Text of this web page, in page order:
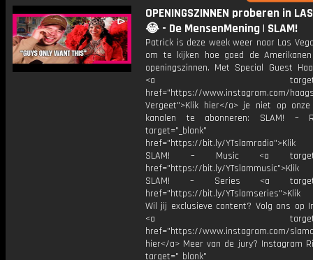
OPENINGSZINNEN proberen in
😂 - De MensenMening | SLAM!
Patrick is deze week weer naar Las
om te kijken hoe goed de
openingszinnen. Met Special Guest
<a
href="https://www.instagram.com/
Vergeet">Klik hier</a> je niet op onze
kanalen te abonneren: SLAM! –
target="_blank"
href="https://bit.ly/
SLAM! – Music <a
href="https://bit.ly/
SLAM! – Series <a
href="https://bit.ly/
Wil jij exclusieve content? Volg ons op
<a
href="https://www.instagram.com/
hier</a> Meer van de jury? Instagram
target="_blank"